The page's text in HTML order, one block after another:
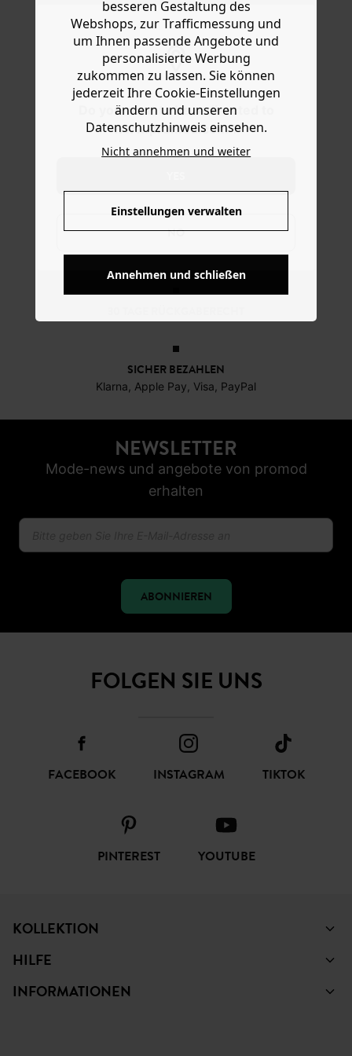
Do you want to be redirected to
www.promod.com ?
NO
Einheitsgröße. Nur für Ohrlöcher geeignet. Eine schöne
Geschenkidee.
Ab 60€*
SICHER BEZAHLEN
Klarna, Apple Pay, Visa, PayPal
NEWSLETTER
Mode-news und angebote von promod
erhalten
ABONNIEREN
FOLGEN SIE UNS
FACEBOOK INSTAGRAM TIKTOK
PINTEREST YOUTUBE
KOLLEKTION
HILFE
INFORMATIONEN
besseren Gestaltung des
Webshops, zur Trafficmessung und
um Ihnen passende Angebote und
personalisierte Werbung
zukommen zu lassen. Sie können
jederzeit Ihre Cookie-Einstellungen
ändern und unseren
Datenschutzhinweis einsehen.
Nicht annehmen und weiter
Einstellungen verwalten
Annehmen und schließen